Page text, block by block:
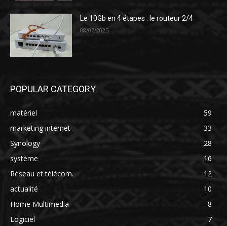
Le 10Gb en 4 étapes : le routeur 2/4
08/07/2025
POPULAR CATEGORY
matériel
59
marketing internet
33
Synology
28
système
16
Réseau et télécom.
12
actualité
10
Home Multimedia
8
Logiciel
7